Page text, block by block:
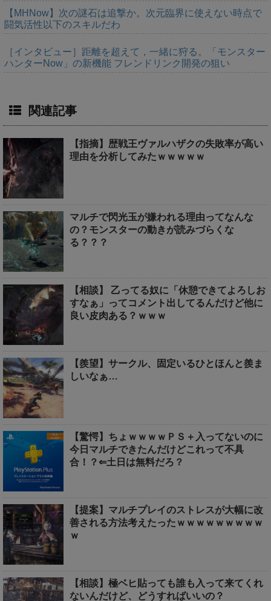
【MHNow】次の謎石は追撃か。次元臨界に使えない時点で
闘気活性以下のスキルだわ
［インタビュー］距離を超えて，一緒に狩る。「モンスター
ハンターNow」の新機能 フレンドリンク開発の狙い
関連記事
【指摘】歴戦王ヴァルハザクの失敗率が高い
理由を分析してみたｗｗｗｗｗ
マルチで閃光玉が嫌われる理由ってなんな
の？モンスターの動きが読みづらくな
る？？？
【相談】 乙ってる奴に「休憩できてよろしお
すなぁ」ってコメント出してるんだけど他に
良い皮肉ある？ｗｗｗ
【羨望】サークル、固定いるひとほんと羨ま
しいなぁ…
【驚愕】ちょｗｗｗｗＰＳ＋入ってないのに
今日マルチできたんだけどこれって不具
合！？⇐土日は無料だろ？
【提案】マルチプレイのストレスが大幅に改
善される方法考えたったｗｗｗｗｗｗｗｗｗ
ｗ
【相談】極ベヒ貼っても誰も入って来てくれ
ないんだけど、どうすればいいの？